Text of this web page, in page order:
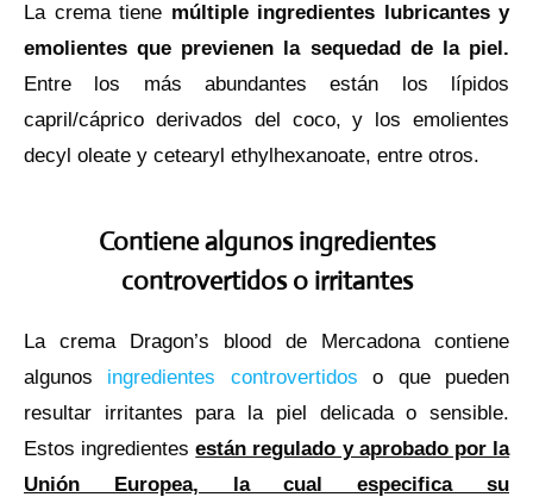
La crema tiene múltiple ingredientes lubricantes y
emolientes que previenen la sequedad de la piel.
Entre los más abundantes están los lípidos
capril/cáprico derivados del coco, y los emolientes
decyl oleate y cetearyl ethylhexanoate, entre otros.
Contiene algunos ingredientes
controvertidos o irritantes
La crema Dragon’s blood de Mercadona contiene
algunos ingredientes controvertidos o que pueden
resultar irritantes para la piel delicada o sensible.
Estos ingredientesestán regulado y aprobado por la
Unión Europea, la cual especifica su